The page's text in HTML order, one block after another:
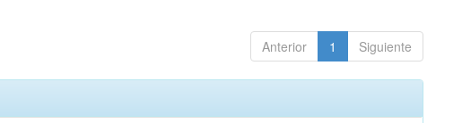
Anterior 1 Siguiente